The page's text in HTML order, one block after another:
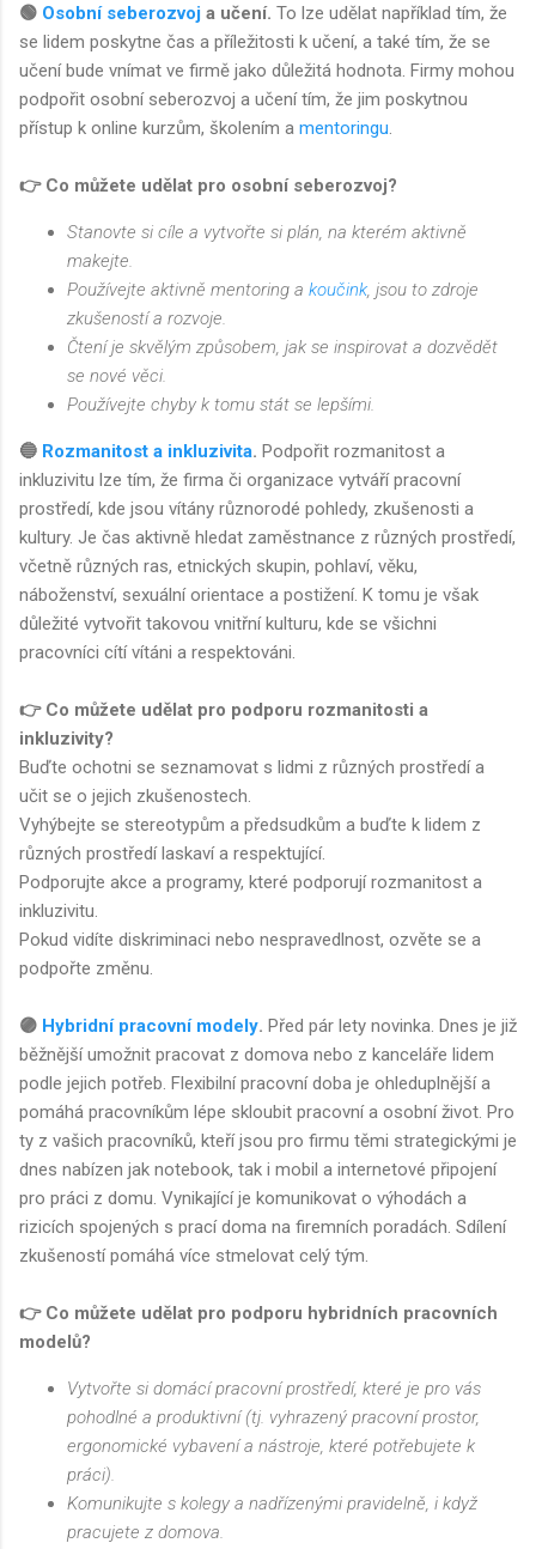
🟢 Osobní seberozvoj a učení. To lze udělat například tím, že
se lidem poskytne čas a příležitosti k učení, a také tím, že se
učení bude vnímat ve firmě jako důležitá hodnota. Firmy mohou
podpořit osobní seberozvoj a učení tím, že jim poskytnou
přístup k online kurzům, školením a mentoringu
👉 Co můžete udělat pro osobní seberozvoj?
Stanovte si cíle a vytvořte si plán, na kterém aktivně
makejte.
Používejte aktivně mentoring a koučink , jsou to zdroje
zkušeností a rozvoje.
Čtení je skvělým způsobem, jak se inspirovat a dozvědět
se nové věci.
Používejte chyby k tomu stát se lepšími.
🔵 Rozmanitost a inkluzivita. Podpořit rozmanitost a
inkluzivitu lze tím, že firma či organizace vytváří pracovní
prostředí, kde jsou vítány různorodé pohledy, zkušenosti a
kultury. Je čas aktivně hledat zaměstnance z různých prostředí,
včetně různých ras, etnických skupin, pohlaví, věku,
náboženství, sexuální orientace a postižení. K tomu je však
důležité vytvořit takovou vnitřní kulturu, kde se všichni
pracovníci cítí vítáni a respektováni.
👉 Co můžete udělat pro podporu rozmanitosti a
inkluzivity?
Buďte ochotni se seznamovat s lidmi z různých prostředí a
učit se o jejich zkušenostech.
Vyhýbejte se stereotypům a předsudkům a buďte k lidem z
různých prostředí laskaví a respektující.
Podporujte akce a programy, které podporují rozmanitost a
inkluzivitu.
Pokud vidíte diskriminaci nebo nespravedlnost, ozvěte se a
podpořte změnu.
🟣 Hybridní pracovní modely. Před pár lety novinka. Dnes je již
běžnější umožnit pracovat z domova nebo z kanceláře lidem
podle jejich potřeb. Flexibilní pracovní doba je ohleduplnější a
pomáhá pracovníkům lépe skloubit pracovní a osobní život. Pro
ty z vašich pracovníků, kteří jsou pro firmu těmi strategickými je
dnes nabízen jak notebook, tak i mobil a internetové připojení
pro práci z domu. Vynikající je komunikovat o výhodách a
rizicích spojených s prací doma na firemních poradách. Sdílení
zkušeností pomáhá více stmelovat celý tým.
👉 Co můžete udělat pro podporu hybridních pracovních
modelů?
Vytvořte si domácí pracovní prostředí, které je pro vás
pohodlné a produktivní (tj. vyhrazený pracovní prostor,
ergonomické vybavení a nástroje, které potřebujete k
práci).
Komunikujte s kolegy a nadřízenými pravidelně, i když
pracujete z domova.